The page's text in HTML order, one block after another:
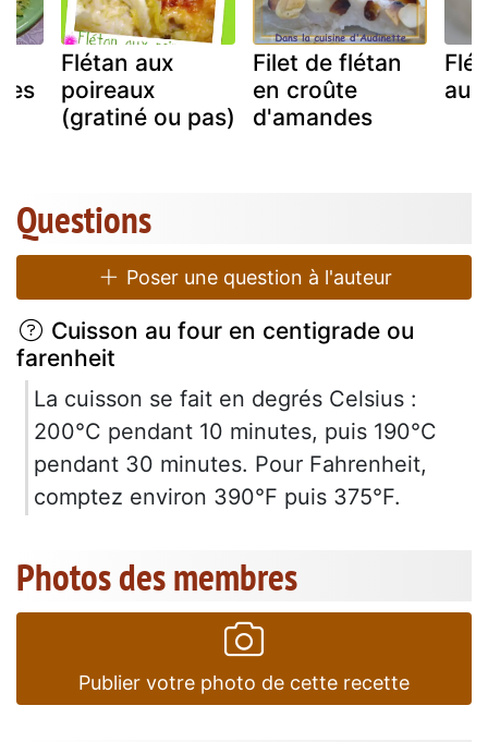
Flétan aux
poireaux
(gratiné ou pas)
Filet de flétan
en croûte
d'amandes
au
Questions
Poser une question à l'auteur
Cuisson au four en centigrade ou
farenheit
La cuisson se fait en degrés Celsius :
200°C pendant 10 minutes, puis 190°C
pendant 30 minutes. Pour Fahrenheit,
comptez environ 390°F puis 375°F.
Photos des membres
Publier votre photo de cette recette